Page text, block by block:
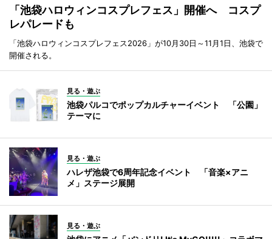
「池袋ハロウィンコスプレフェス」開催へ コスプ
レパレードも
「池袋ハロウィンコスプレフェス2026」が10月30日～11月1日、池袋で
開催される。
見る・遊ぶ
池袋パルコでポップカルチャーイベント 「公園」
テーマに
見る・遊ぶ
ハレザ池袋で6周年記念イベント 「音楽×アニ
メ」ステージ展開
見る・遊ぶ